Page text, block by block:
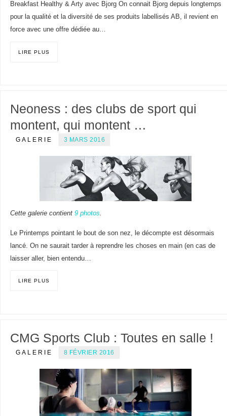
Breakfast Healthy & Arty avec Bjorg On connait Bjorg depuis longtemps
pour la qualité et la diversité de ses produits labellisés AB, il revient en
force avec une offre dédiée au…
LIRE PLUS
Neoness : des clubs de sport qui
montent, qui montent …
GALERIE 3 MARS 2016
Cette galerie contient 9 photos.
Le Printemps pointant le bout de son nez, le décompte est désormais
lancé. On ne saurait tarder à reprendre les choses en main (en cas de
laisser aller, bien entendu…
LIRE PLUS
CMG Sports Club : Toutes en salle !
GALERIE 8 FÉVRIER 2016